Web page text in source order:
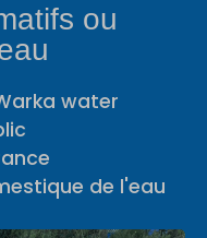
ou
water
de l'eau